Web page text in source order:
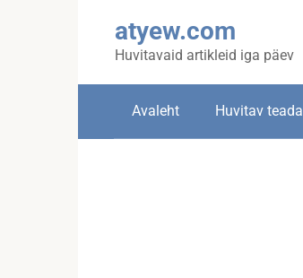
atyew.com
Huvitavaid artikleid iga päev
Avaleht Huvitav teada